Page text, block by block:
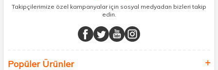
sunuyoruz.
buluşturuyor ve online alışveriş deneyiminizi en iyi hale getiriyoruz.
Sağlık, güzellik ve iyi yaşam için aradığınız her şey burada!
değer katmak için bize katılın!
Takipçilerimize özel kampanyalar için sosyal medyadan bizleri takip
edin.
Popüler Ürünler